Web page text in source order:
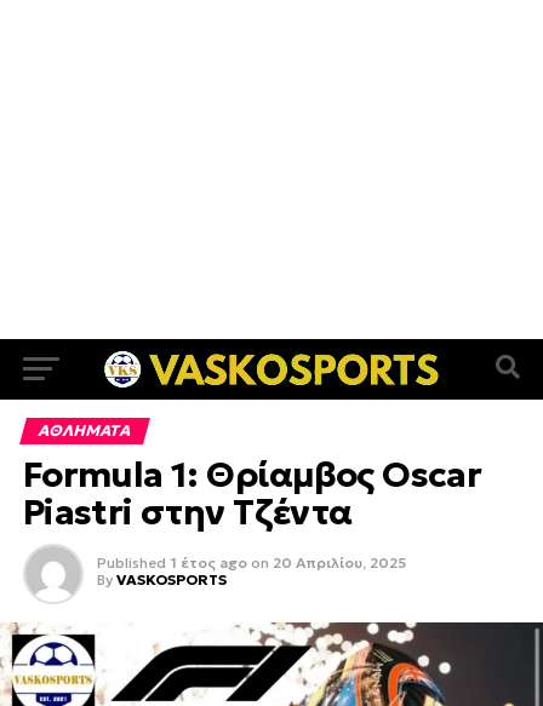
ΑΘΛΗΜΑΤΑ
Formula 1: Θρίαμβος Oscar
Piastri στην Τζέντα
Published 1 έτος ago on 20 Απριλίου, 2025
By VASKOSPORTS